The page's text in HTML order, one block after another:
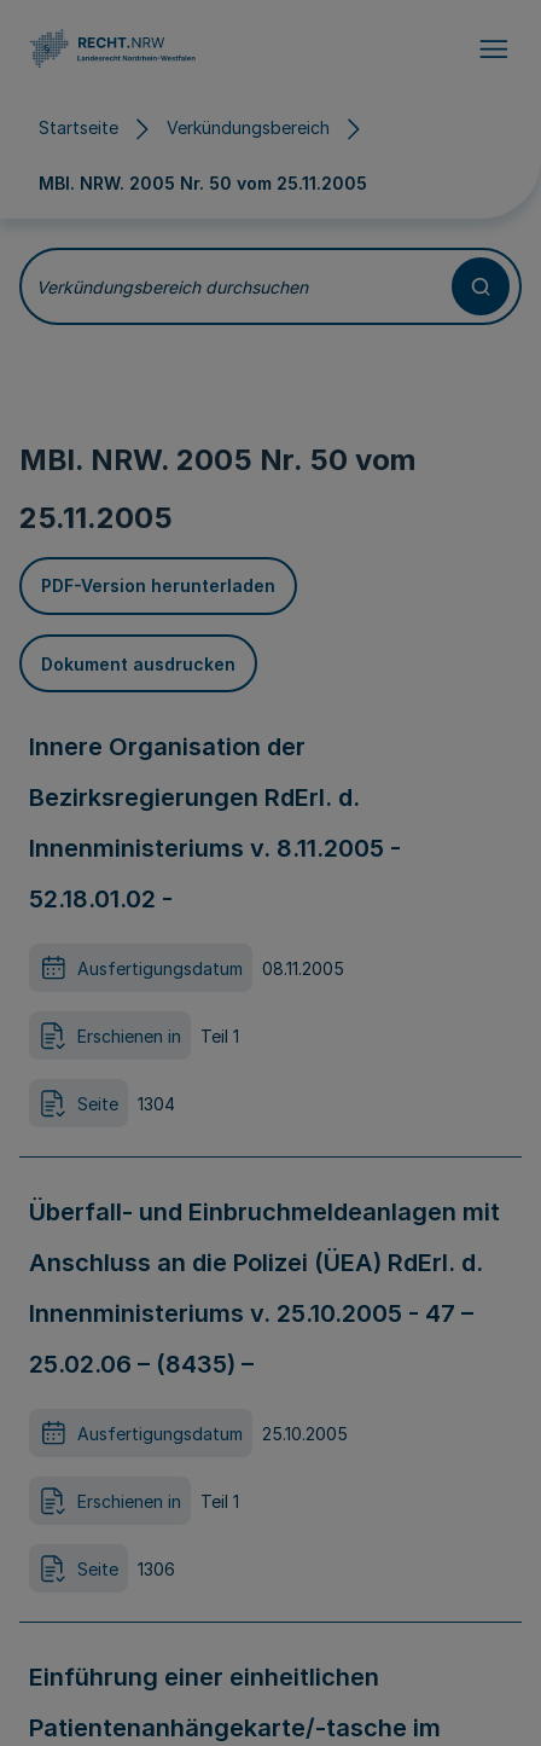
Startseite Verkündungsbereich
MBl. NRW. 2005 Nr. 50 vom 25.11.2005
Verkündungsbereich durchsuchen
MBl. NRW. 2005 Nr. 50 vom
25.11.2005
PDF-Version herunterladen
Dokument ausdrucken
Innere Organisation der
Bezirksregierungen RdErl. d.
Innenministeriums v. 8.11.2005 -
52.18.01.02 -
Ausfertigungsdatum 08.11.2005
Erschienen in Teil 1
Seite 1304
Überfall- und Einbruchmeldeanlagen mit
Anschluss an die Polizei (ÜEA) RdErl. d.
Innenministeriums v. 25.10.2005 - 47 –
25.02.06 – (8435) –
Ausfertigungsdatum 25.10.2005
Erschienen in Teil 1
Seite 1306
Einführung einer einheitlichen
Patientenanhängekarte/-tasche im